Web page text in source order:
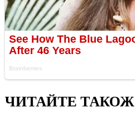
ЧИТАЙТЕ ТАКОЖ